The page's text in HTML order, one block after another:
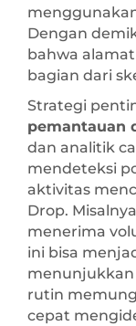
Dengan
bahwa
bagian dari
Strategi
pemantauan
dan analitik
mendeteksi
aktivitas
Drop.
menerima
ini bisa
rutin
cepat